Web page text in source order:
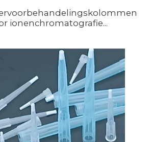
ionenchromatografie...